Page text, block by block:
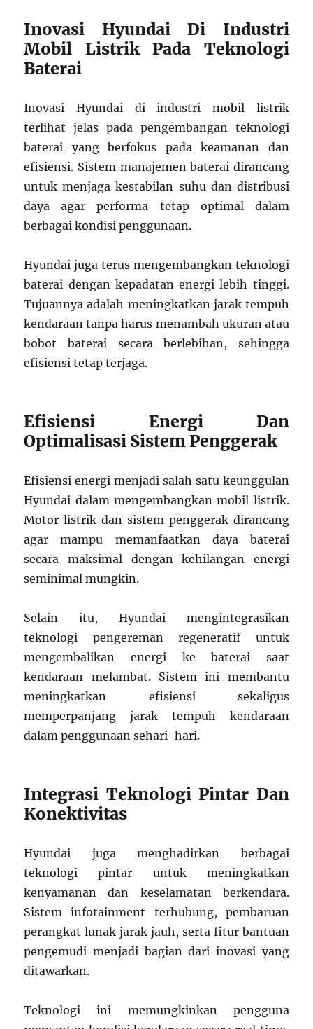
Inovasi Hyundai Di Industri
Mobil Listrik Pada Teknologi
Baterai
Inovasi Hyundai di industri mobil listrik
terlihat jelas pada pengembangan teknologi
baterai yang berfokus pada keamanan dan
efisiensi. Sistem manajemen baterai dirancang
untuk menjaga kestabilan suhu dan distribusi
daya agar performa tetap optimal dalam
berbagai kondisi penggunaan.
Hyundai juga terus mengembangkan teknologi
baterai dengan kepadatan energi lebih tinggi.
Tujuannya adalah meningkatkan jarak tempuh
kendaraan tanpa harus menambah ukuran atau
bobot baterai secara berlebihan, sehingga
efisiensi tetap terjaga.
Efisiensi Energi Dan
Optimalisasi Sistem Penggerak
Efisiensi energi menjadi salah satu keunggulan
Hyundai dalam mengembangkan mobil listrik.
Motor listrik dan sistem penggerak dirancang
agar mampu memanfaatkan daya baterai
secara maksimal dengan kehilangan energi
seminimal mungkin.
Selain itu, Hyundai mengintegrasikan
teknologi pengereman regeneratif untuk
mengembalikan energi ke baterai saat
kendaraan melambat. Sistem ini membantu
meningkatkan efisiensi sekaligus
memperpanjang jarak tempuh kendaraan
dalam penggunaan sehari-hari.
Integrasi Teknologi Pintar Dan
Konektivitas
Hyundai juga menghadirkan berbagai
teknologi pintar untuk meningkatkan
kenyamanan dan keselamatan berkendara.
Sistem infotainment terhubung, pembaruan
perangkat lunak jarak jauh, serta fitur bantuan
pengemudi menjadi bagian dari inovasi yang
ditawarkan.
Teknologi ini memungkinkan pengguna